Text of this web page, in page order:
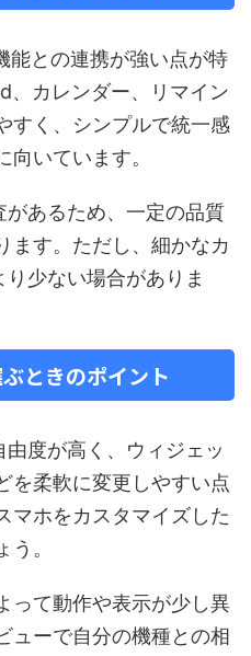
能との連携が強い点が特
、カレンダー、リマイン
すく、シンプルで統一感
いています。
あるため、一定の品質
ます。ただし、細かなカ
少ない場合がありま
ときのポイント
度が高く、ウィジェッ
を柔軟に変更しやすい点
マホをカスタマイズした
。
って動作や表示が少し異
ューで自分の機種との相